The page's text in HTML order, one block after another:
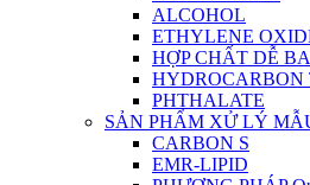
ALCOHOL
ETHYLENE
HỢP CHẤT DỄ
HYDROCARBON
PHTHALATE
SẢN PHẨM XỬ LÝ
CARBON S
EMR-LIPID